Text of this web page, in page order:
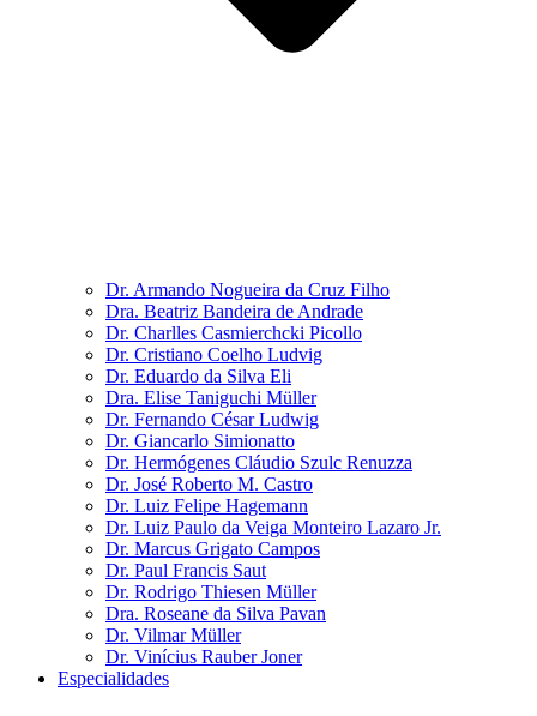
Dr. Armando Nogueira da Cruz Filho
Dra. Beatriz Bandeira de Andrade
Dr. Charlles Casmierchcki Picollo
Dr. Cristiano Coelho Ludvig
Dr. Eduardo da Silva Eli
Dra. Elise Taniguchi Müller
Dr. Fernando César Ludwig
Dr. Giancarlo Simionatto
Dr. Hermógenes Cláudio Szulc Renuzza
Dr. José Roberto M. Castro
Dr. Luiz Felipe Hagemann
Dr. Luiz Paulo da Veiga Monteiro Lazaro Jr.
Dr. Marcus Grigato Campos
Dr. Paul Francis Saut
Dr. Rodrigo Thiesen Müller
Dra. Roseane da Silva Pavan
Dr. Vilmar Müller
Dr. Vinícius Rauber Joner
Especialidades